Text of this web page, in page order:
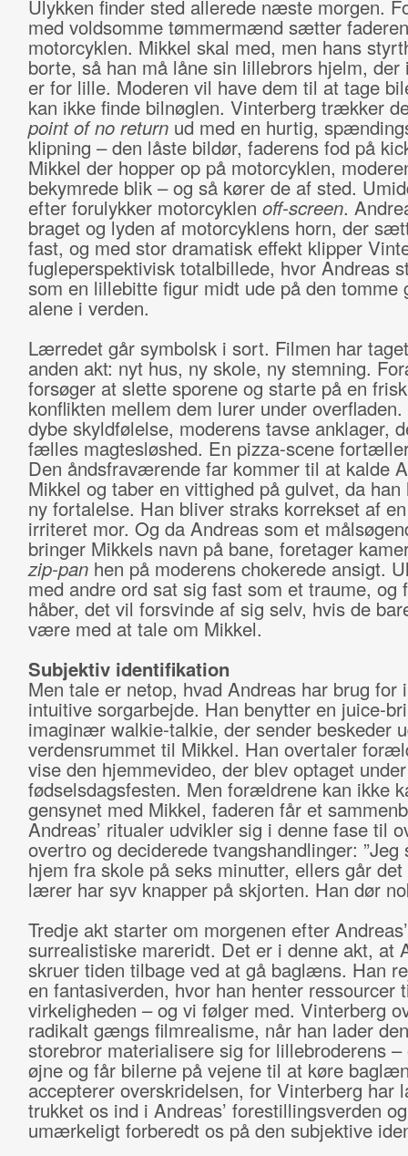
Ulykken finder sted allerede næste morgen.
med voldsomme tømmermænd sætter
motorcyklen. Mikkel skal med, men hans
borte, så han må låne sin lillebrors hjelm, der
er for lille. Moderen vil have dem til at tage
kan ikke finde bilnøglen. Vinterberg trækker
point of no returnud med en hurtig,
klipning – den låste bildør, faderens fod på
Mikkel der hopper op på motorcyklen,
bekymrede blik – og så kører de af sted.
efter forulykker motorcyklen off-screen.
braget og lyden af motorcyklens horn, der
fast, og med stor dramatisk effekt klipper
fugleperspektivisk totalbillede, hvor Andreas
som en lillebitte figur midt ude på den tomme
alene i verden.
Lærredet går symbolsk i sort. Filmen har
anden akt: nyt hus, ny skole, ny stemning.
forsøger at slette sporene og starte på en
konflikten mellem dem lurer under overfladen.
dybe skyldfølelse, moderens tavse anklager,
fælles magtesløshed. En pizza-scene
Den åndsfraværende far kommer til at kalde
Mikkel og taber en vittighed på gulvet, da han
ny fortalelse. Han bliver straks korrekset af
irriteret mor. Og da Andreas som et
bringer Mikkels navn på bane, foretager
zip-panhen på moderens chokerede ansigt.
med andre ord sat sig fast som et traume,
håber, det vil forsvinde af sig selv, hvis de
være med at tale om Mikkel.
Subjektiv identifikation
Men tale er netop, hvad Andreas har brug for
intuitive sorgarbejde. Han benytter en juice-
imaginær walkie-talkie, der sender beskeder
verdensrummet til Mikkel. Han overtaler
vise den hjemmevideo, der blev optaget under
fødselsdagsfesten. Men forældrene kan ikke
gensynet med Mikkel, faderen får et
Andreas’ ritualer udvikler sig i denne fase til
overtro og deciderede tvangshandlinger: ”Jeg
hjem fra skole på seks minutter, ellers går det
lærer har syv knapper på skjorten. Han dør
Tredje akt starter om morgenen efter Andreas’
surrealistiske mareridt. Det er i denne akt, at
skruer tiden tilbage ved at gå baglæns. Han
en fantasiverden, hvor han henter ressourcer
virkeligheden – og vi følger med. Vinterberg
radikalt gængs filmrealisme, når han lader
storebror materialisere sig for lillebroderens –
øjne og får bilerne på vejene til at køre
accepterer overskridelsen, for Vinterberg har
trukket os ind i Andreas’ forestillingsverden og
umærkeligt forberedt os på den subjektive